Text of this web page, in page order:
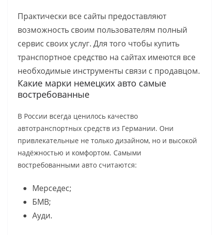
Практически все сайты предоставляют
возможность своим пользователям полный
сервис своих услуг. Для того чтобы купить
транспортное средство на сайтах имеются все
необходимые инструменты связи с продавцом.
Какие марки немецких авто самые
востребованные
В России всегда ценилось качество
автотранспортных средств из Германии. Они
привлекательные не только дизайном, но и высокой
надёжностью и комфортом. Самыми
востребованными авто считаются:
Мерседес;
БМВ;
Ауди.